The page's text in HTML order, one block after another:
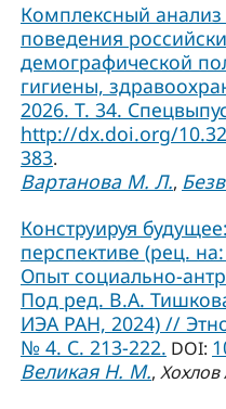
Комплексный
поведения
демографической
гигиены,
2026. Т. 34.
http://dx.doi.org/
383.
Вартанова М. Л.,
Конструируя
перспективе (рец.
Опыт социально-
Под ред. В.А.
ИЭА РАН, 2024) //
№ 4. С. 213-222. DOI:
Великая Н. М., Хохлов